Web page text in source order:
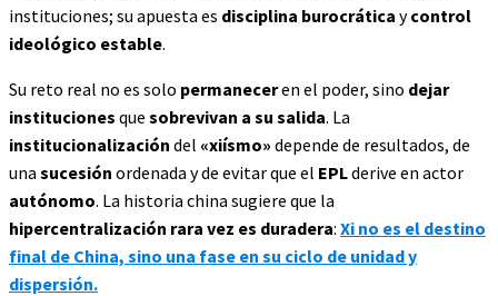
instituciones; su apuesta es disciplina burocrática ycontrol
ideológico estable.
Su reto real no es solo permaneceren el poder, sino dejar
instituciones que sobrevivan a su salida. La
institucionalización del «xiísmo» depende de resultados, de
una sucesión ordenada y de evitar que el EPLderive en actor
autónomo. La historia china sugiere que la
hipercentralización rara vez es duradera: Xi no es el destino
final de China, sino una fase en su ciclo de unidad y
dispersión.